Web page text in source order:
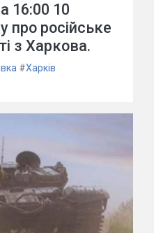
16:00 10
про російське
з Харкова.
#Харків